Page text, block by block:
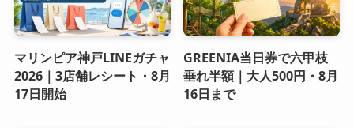
マリンピア神戸LINEガチャ
2026｜3店舗レシート・8月
17日開始
GREENIA当日券で六甲枝
垂れ半額｜大人500円・8月
16日まで